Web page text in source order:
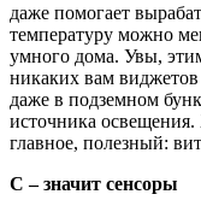
даже помогает
температуру можно
умного дома. Увы,
никаких вам
даже в подземном
источника
главное, полезный:
С – значит сенсоры